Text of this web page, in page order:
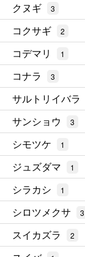
クヌギ 3
コクサギ 2
コデマリ 1
コナラ 3
サルトリイバラ
サンショウ 3
シモツケ 1
ジュズダマ 1
シラカシ 1
シロツメクサ 3
スイカズラ 2